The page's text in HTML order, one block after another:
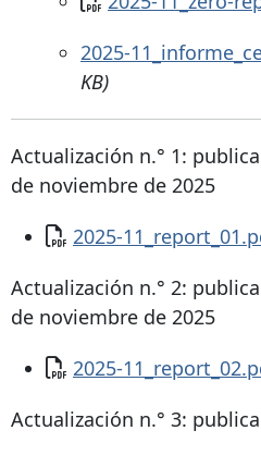
2025-
KB)
Actualización n.° 1:
de noviembre de 2025
Documento
2025-
Actualización n.° 2:
de noviembre de 2025
Documento
2025-
Actualización n.° 3: